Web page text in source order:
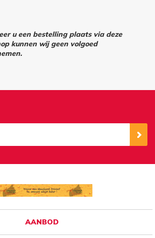
u een bestelling plaats via deze
kunnen wij geen volgoed
AANBOD